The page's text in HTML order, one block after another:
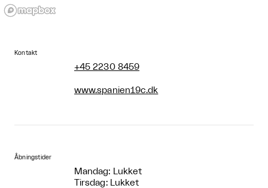
Kontakt
+45 2230 8459
www.spanien19c.dk
Åbningstider
Mandag: Lukket
Tirsdag: Lukket